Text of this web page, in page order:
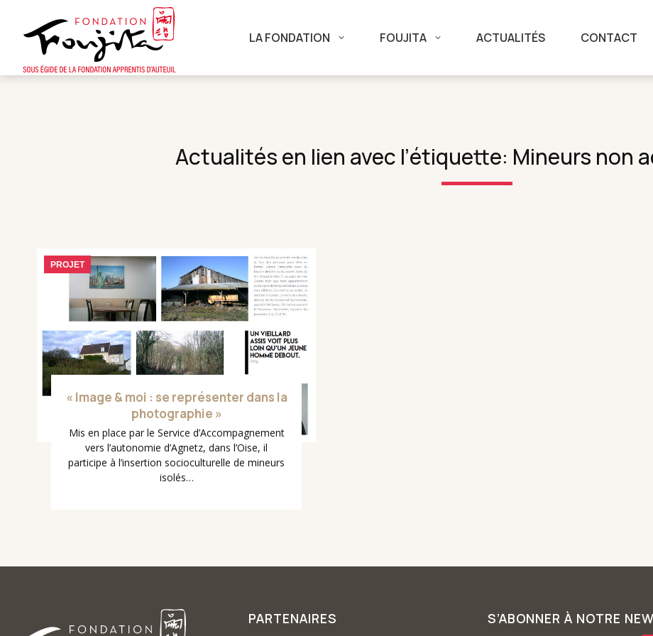
LA FONDATION FOUJITA ACTUALITÉS CONTACT
Actualités en lien avec l’étiquette: Mineurs non
PROJET
« Image & moi : se représenter dans la
photographie »
Mis en place par le Service d’Accompagnement
vers l’autonomie d’Agnetz, dans l’Oise, il
participe à l’insertion socioculturelle de mineurs
isolés…
PARTENAIRES S’ABONNER À NOTRE